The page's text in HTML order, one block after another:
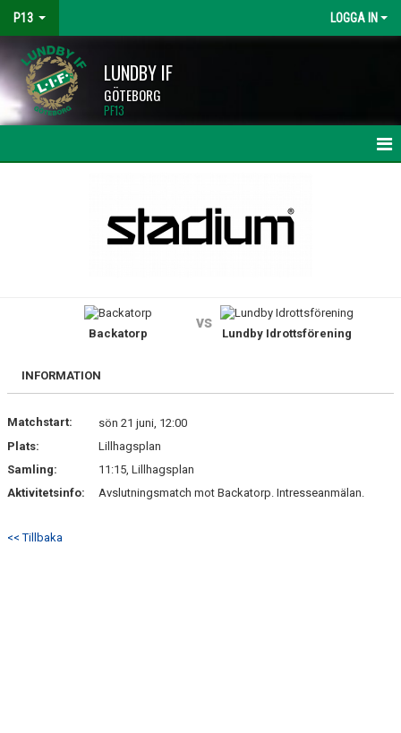
P13 LOGGA IN
LUNDBY IF
GÖTEBORG
PF13
BILDGALLERI
KONTAKT
Backatorp
vs
Lundby Idrottsförening
INFORMATION
Matchstart:
sön 21 juni, 12:00
Plats:
Lillhagsplan
Samling:
11:15, Lillhagsplan
Aktivitetsinfo:
Avslutningsmatch mot Backatorp. Intresseanmälan.
<< Tillbaka